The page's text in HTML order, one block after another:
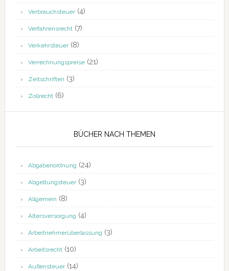
Verbrauchsteuer(4)
Verfahrensrecht(7)
Verkehrsteuer(8)
Verrechnungspreise(21)
Zeitschriften (3)
Zollrecht(6)
BÜCHER NACH THEMEN
Abgabenordnung (24)
Abgeltungsteuer(3)
Allgemein (8)
Altersversorgung (4)
Arbeitnehmerüberlassung (3)
Arbeitsrecht(10)
Außensteuer(14)